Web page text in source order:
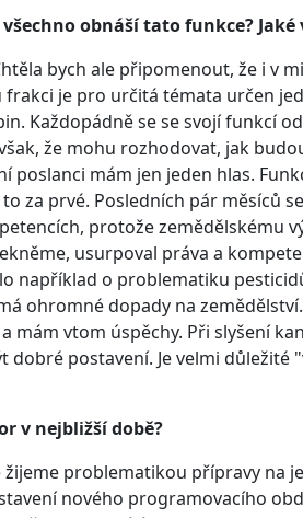
obnáší tato funkce?
bych ale připomenout, že i v
je pro určitá témata určen
Každopádně se se svojí funkcí
že mohu rozhodovat, jak
poslanci mám jen jeden hlas.
za prvé. Posledních pár měsíců
protože zemědělskému
usurpoval práva a
například o problematiku
ohromné dopady na
mám vtom úspěchy. Při slyšení
dobré postavení. Je velmi
v nejbližší době?
žijeme problematikou přípravy na
nového programovacího